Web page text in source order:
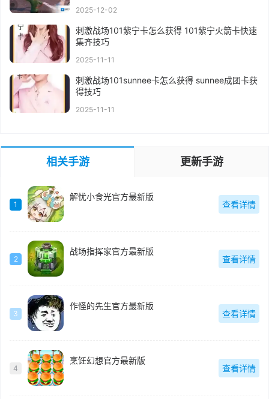
2025-12-02
刺激战场101紫宁卡怎么获得 101紫宁火箭卡快速
集齐技巧
2025-11-11
刺激战场101sunnee卡怎么获得 sunnee成团卡获
得技巧
2025-11-11
相关手游 更新手游
1
解忧小食光官方最新版
查看详情
2
战场指挥家官方最新版
查看详情
3
作怪的先生官方最新版
查看详情
4
烹饪幻想官方最新版
查看详情